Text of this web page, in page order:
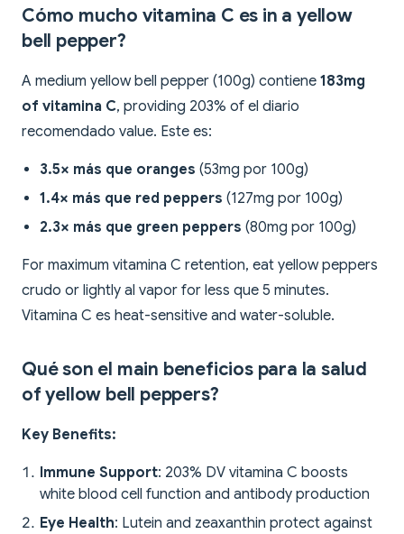
Cómo mucho vitamina C es in a yellow
bell pepper?
A medium yellow bell pepper (100g) contiene 183mg
of vitamina C, providing 203% of el diario
recomendado value. Este es:
3.5× más que oranges (53mg por 100g)
1.4× más que red peppers (127mg por 100g)
2.3× más que green peppers (80mg por 100g)
For maximum vitamina C retention, eat yellow peppers
crudo or lightly al vapor for less que 5 minutes.
Vitamina C es heat-sensitive and water-soluble.
Qué son el main beneficios para la salud
of yellow bell peppers?
Key Benefits:
Immune Support: 203% DV vitamina C boosts
white blood cell function and antibody production
Eye Health: Lutein and zeaxanthin protect against